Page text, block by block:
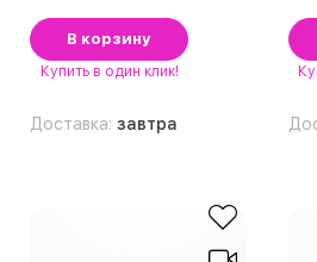
В корзину
Купить в один клик!
Доставка: завтра